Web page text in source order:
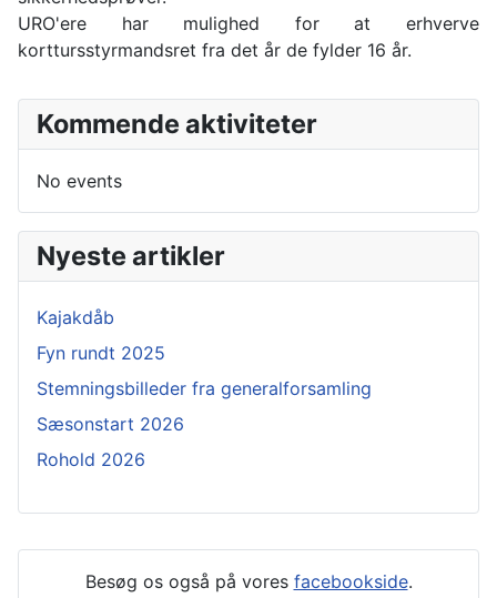
Besøg os også på vores facebookside.
URO'ere har mulighed for at erhverve
korttursstyrmandsret fra det år de fylder 16 år.
Kommende aktiviteter
No events
Nyeste artikler
Kajakdåb
Fyn rundt 2025
Stemningsbilleder fra generalforsamling
Sæsonstart 2026
Rohold 2026